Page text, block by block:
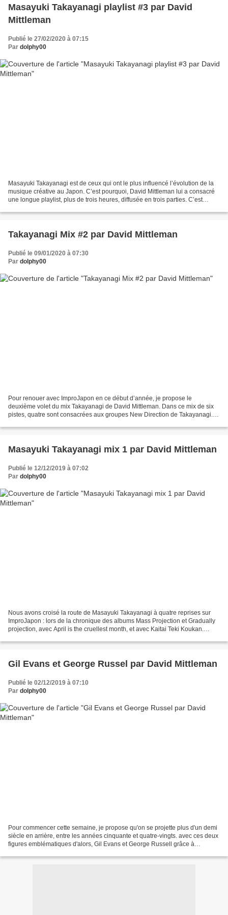
Masayuki Takayanagi playlist #3 par David
Mittleman
Publié le 27/02/2020 à 07:15
Par dolphy00
Masayuki Takayanagi est de ceux qui ont le plus influencé l’évolution de la
musique créative au Japon. C’est pourquoi, David Mittleman lui a consacré
une longue playlist, plus de trois heures, diffusée en trois parties. C’est
Takayanagi Mix #2 par David Mittleman
Publié le 09/01/2020 à 07:30
Par dolphy00
Pour renouer avec ImproJapon en ce début d’année, je propose le
deuxième volet du mix Takayanagi de David Mittleman. Dans ce mix de six
pistes, quatre sont consacrées aux groupes New Direction de Takayanagi. Et
Masayuki Takayanagi mix 1 par David Mittleman
Publié le 12/12/2019 à 07:02
Par dolphy00
Nous avons croisé la route de Masayuki Takayanagi à quatre reprises sur
ImproJapon : lors de la chronique des albums Mass Projection et Gradually
projection, avec April is the cruellest month, et avec Kaitai Teki Koukan.
Gil Evans et George Russel par David Mittleman
Publié le 02/12/2019 à 07:10
Par dolphy00
Pour commencer cette semaine, je propose qu'on se projette plus d'un demi
siècle en arrière, entre les années cinquante et quatre-vingts. avec ces deux
figures emblématiques d'alors, Gil Evans et George Russell grâce à